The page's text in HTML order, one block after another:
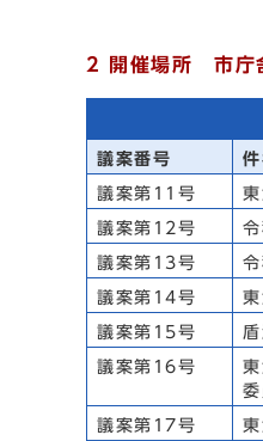
2 開催場所 市庁
議案番号 件
議案第11号
議案第12号
議案第13号
議案第14号
議案第15号
議案第16号
議案第17号